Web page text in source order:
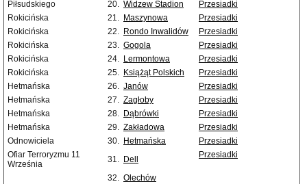
Piłsudskiego
20. Widzew Stadion
Przesiadki
Rokicińska
21. Maszynowa
Przesiadki
Rokicińska
22. Rondo Inwalidów
Przesiadki
Rokicińska
23. Gogola
Przesiadki
Rokicińska
24. Lermontowa
Przesiadki
Rokicińska
25. Książąt Polskich
Przesiadki
Hetmańska
26. Janów
Przesiadki
Hetmańska
27. Zagłoby
Przesiadki
Hetmańska
28. Dąbrówki
Przesiadki
Hetmańska
29. Zakładowa
Przesiadki
Odnowiciela
30. Hetmańska
Przesiadki
Ofiar Terroryzmu 11
Września
31. Dell Przesiadki
32. Olechów